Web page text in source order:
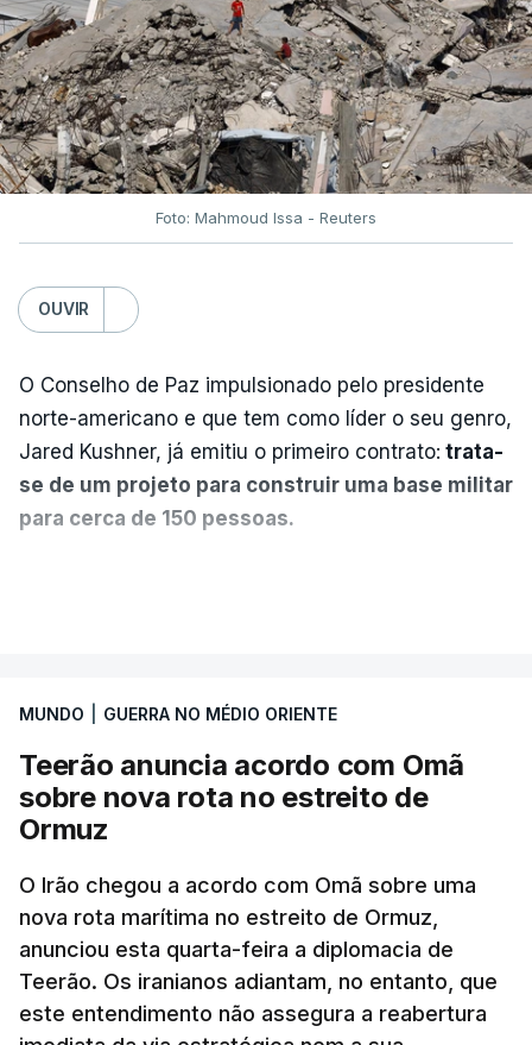
Foto: Mahmoud Issa - Reuters
OUVIR
O Conselho de Paz impulsionado pelo presidente
norte-americano e que tem como líder o seu genro,
Jared Kushner, já emitiu o primeiro contrato: trata-
se de um projeto para construir uma base militar
para cerca de 150 pessoas.
que já colaborou com a Administração norte-
americana em projetos no Médio Oriente,
nomeadamente no Iraque.
militar deverá ficar nos 60 por cento de
território de Gaza que Israel controla e a cerca
de 1,5 quilómetros da fronteira com Israel.
Permite, desta forma, uma extração rápida em
caso de ataque.
MUNDO GUERRA NO MÉDIO ORIENTE
Teerão anuncia acordo com Omã
sobre nova rota no estreito de
Ormuz
O Irão chegou a acordo com Omã sobre uma
nova rota marítima no estreito de Ormuz,
anunciou esta quarta-feira a diplomacia de
Teerão. Os iranianos adiantam, no entanto, que
este entendimento não assegura a reabertura